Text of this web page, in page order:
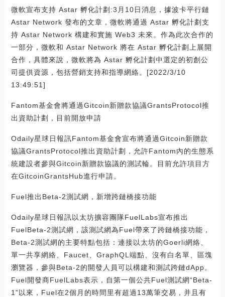
微軟宣布支持 Astar 孵化計劃:3月10日消息，據波卡平行鏈
Astar Network 發布的文章，微軟將通過 Astar 孵化計劃支
持 Astar Network 構建和實施 Web3 未來。作為此次合作的
一部分，微軟和 Astar Network 將在 Astar 孵化計劃上展開
合作，具體來說，微軟將為 Astar 孵化計劃中選定的初創公
司提供資源，包括營銷支持和指導網絡。[2022/3/10
13:49:51]
Fantom基金會將通過Gitcoin新贈款協議GrantsProtocol推
出資助計劃，目前開放申請
Odaily星球日報訊Fantom基金會宣布將通過Gitcoin新贈款
協議GrantsProtocol推出資助計劃，允許Fantom內的生態系
統建設者參與Gitcoin新贈款協議的測試輪。目前允許項目方
在GitcoinGrantsHub進行申請。
Fuel推出Beta-2測試網，新增跨鏈橋接功能
Odaily星球日報訊以太坊擴容團隊FuelLabs宣布推出
FuelBeta-2測試網，該測試網為Fuel帶來了跨鏈橋接功能，
Beta-2測試網的主要特點包括：連接以太坊的Goerli網絡、
單一共享網絡、Faucet、GraphQL端點、沒有白名單、區塊
瀏覽器，參與Beta-2的開發人員可以構建和測試跨鏈dApp。
Fuel開發商FuelLabs表示，自第一個公共Fuel測試網“Beta-
1”以來，Fuel在2個月的時間里有超過13萬筆交易，并且有